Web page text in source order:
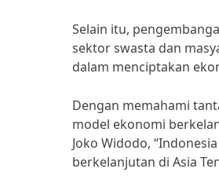
Selain itu,
sektor swasta dan
dalam menciptakan
Dengan memahami
model ekonomi
Joko Widodo,
berkelanjutan di Asia